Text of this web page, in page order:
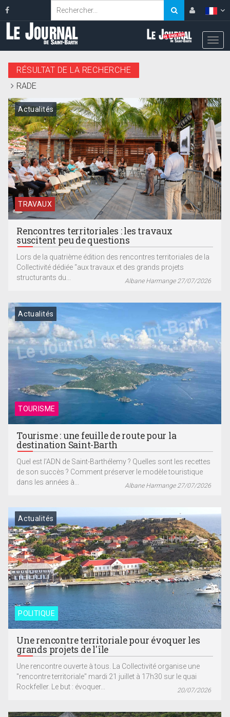
RÉSULTAT DE LA RECHERCHE
RADE
TRAVAUX
Actualités
Rencontres territoriales : les travaux
suscitent peu de questions
Lors de la quatrième édition des rencontres territoriales de la
Collectivité dédiée “aux travaux et des grands projets
structurants du...
Albane Harmange 27/07/2026
TOURISME
Actualités
Tourisme : une feuille de route pour la
destination Saint-Barth
Quel est l’ADN de Saint-Barthélemy ? Quelles sont les recettes
de son succès ? Comment préserver le modèle touristique
dans les années à...
Albane Harmange 27/07/2026
POLITIQUE
Actualités
Une rencontre territoriale pour évoquer les
grands projets de l'île
Une rencontre ouverte à tous. La Collectivité organise une
"rencontre territoriale" mardi 21 juillet à 17h30 sur le quai
Rockfeller. Le but : évoquer...
20/07/2026